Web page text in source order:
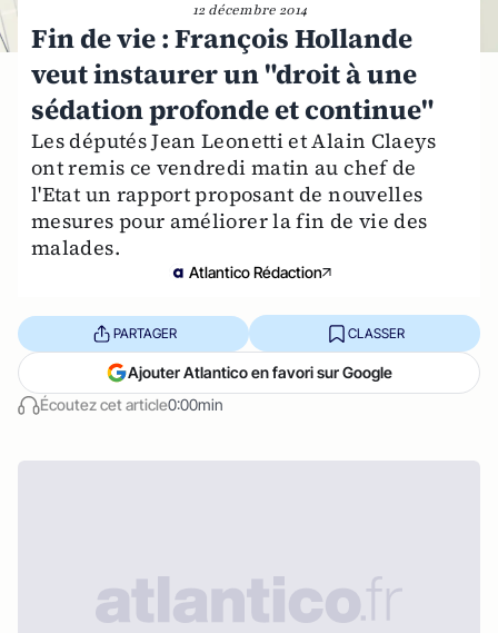
12 décembre 2014
Fin de vie : François Hollande
veut instaurer un "droit à une
sédation profonde et continue"
Les députés Jean Leonetti et Alain Claeys
ont remis ce vendredi matin au chef de
l'Etat un rapport proposant de nouvelles
mesures pour améliorer la fin de vie des
malades.
Atlantico Rédaction
Écoutez cet article0:00min
PARTAGER CLASSER
Ajouter Atlantico en favori sur Google